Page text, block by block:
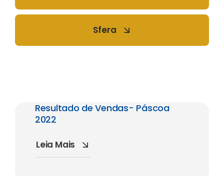
Sfera
Resultado de Vendas- Páscoa
2022
Leia Mais